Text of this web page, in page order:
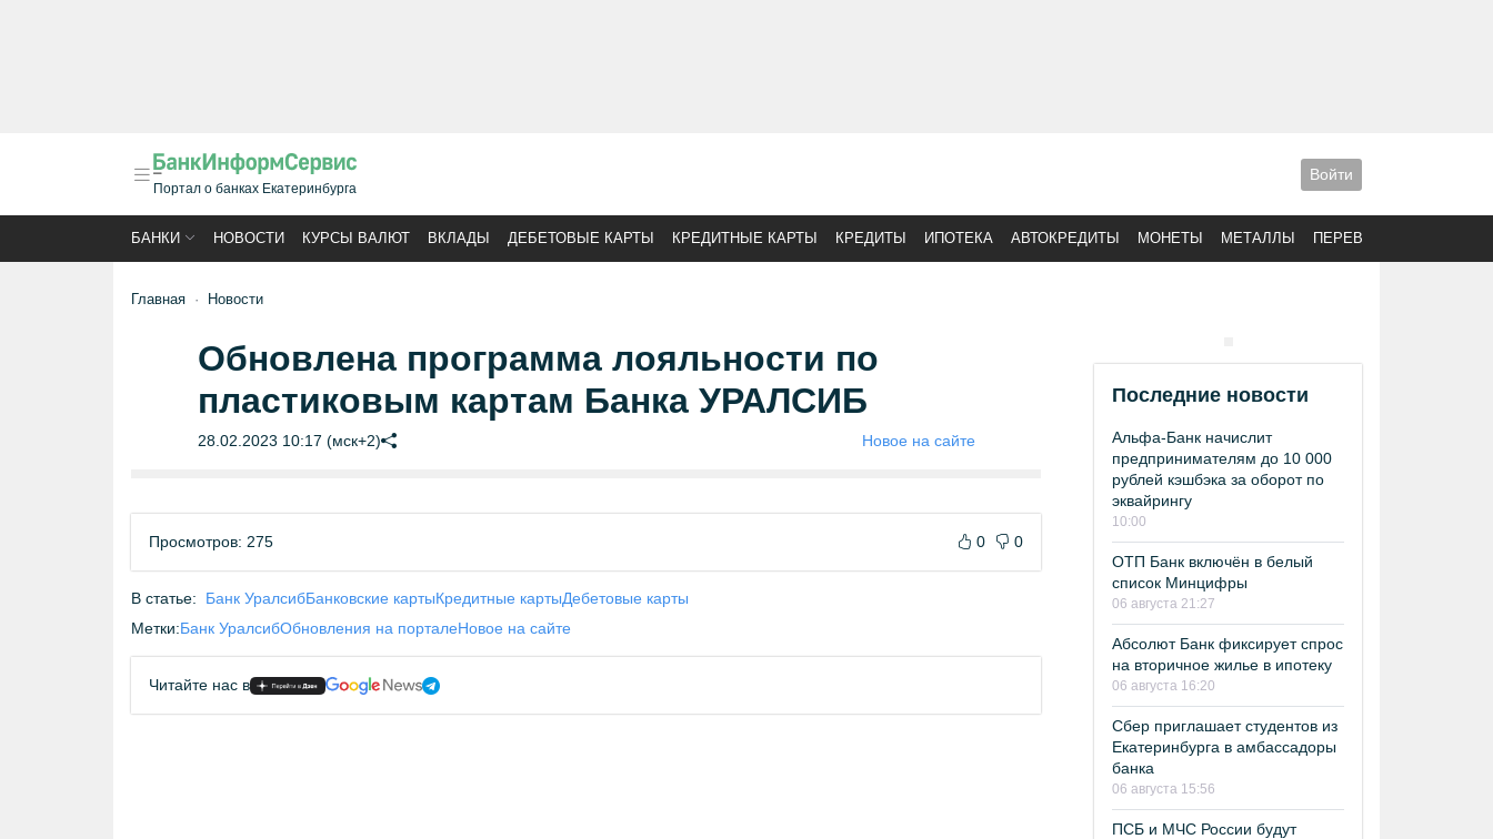
Портал о банках Екатеринбурга
Войти
БАНКИ НОВОСТИ КУРСЫ ВАЛЮТ ВКЛАДЫ ДЕБЕТОВЫЕ КАРТЫ КРЕДИТНЫЕ КАРТЫ КРЕДИТЫ ИПОТЕКА АВТОКРЕДИТЫ МОНЕТЫ МЕТАЛЛЫ ПЕРЕВОДЫ
Главная Новости
Обновлена программа лояльности по
пластиковым картам Банка УРАЛСИБ
28.02.2023 10:17 (мск+2) Новое на сайте
Просмотров: 275 0 0
В статье: Банк УралсибБанковские картыКредитные картыДебетовые карты
Метки:Банк УралсибОбновления на порталеНовое на сайте
Читайте нас в
Последние новости
Альфа-Банк начислит
предпринимателям до 10 000
рублей кэшбэка за оборот по
эквайрингу
10:00
ОТП Банк включён в белый
список Минцифры
06 августа 21:27
Абсолют Банк фиксирует спрос
на вторичное жилье в ипотеку
06 августа 16:20
Сбер приглашает студентов из
Екатеринбурга в амбассадоры
банка
06 августа 15:56
ПСБ и МЧС России будут